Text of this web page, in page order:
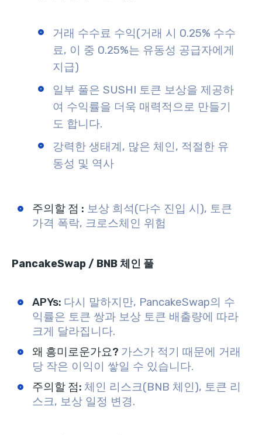
거래 수수료 수익(거래 시 0.25% 수수
료, 이 중 0.25%는 유동성 공급자에게
지급)
일부 풀은 SUSHI 토큰 보상을 제공하
여 수익률을 더욱 매력적으로 만들기
도 합니다.
강력한 생태계, 많은 체인, 적절한 유
동성 및 역사
주의할 점 : 보상 희석(다수 진입 시), 토큰
가격 폭락, 크로스체인 위험
PancakeSwap / BNB 체인 풀
APYs: 다시 말하지만, PancakeSwap의 수
익률은 토큰 쌍과 보상 토큰 배출량에 따라
크게 달라집니다.
왜 흥미로운가요? 가스가 적기 때문에 거래
당 작은 이익이 쌓일 수 있습니다.
주의할 점: 체인 리스크(BNB 체인), 토큰 리
스크, 보상 일정 변경.